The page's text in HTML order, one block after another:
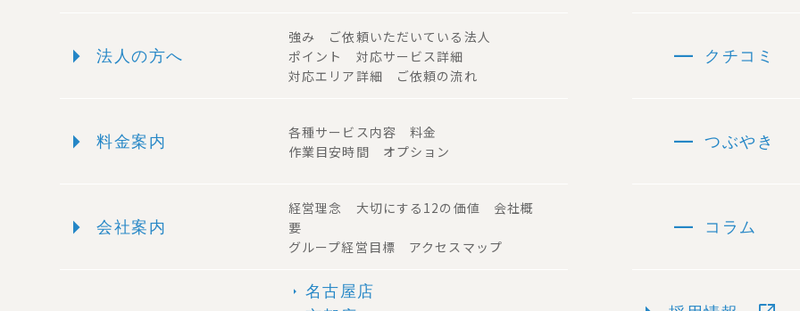
arrow_right 法人の方へ
強み ご依頼いただいている法人
ポイント 対応サービス詳細
対応エリア詳細 ご依頼の流れ
arrow_right 料金案内
各種サービス内容 料金
作業目安時間 オプション
arrow_right 会社案内
経営理念 大切にする12の価値 会社概
要
グループ経営目標 アクセスマップ
arrow_right 名古屋店
remove クチコミ
remove つぶやき
remove コラム